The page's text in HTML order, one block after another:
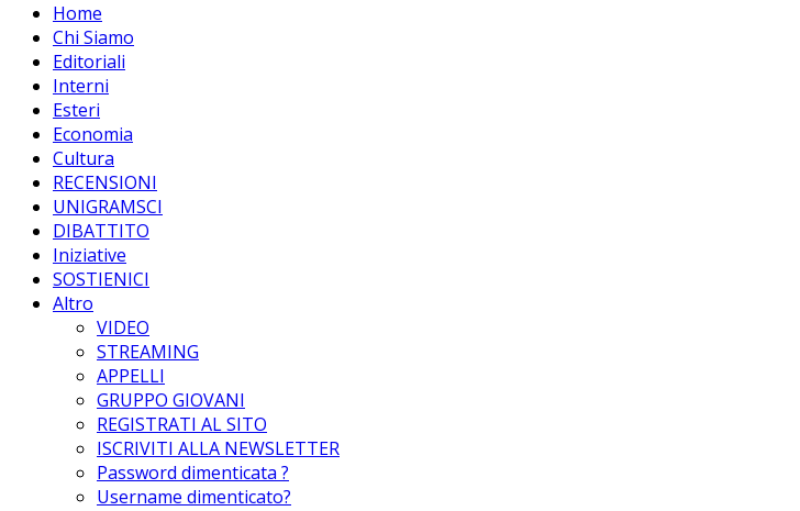
Home
Chi Siamo
Editoriali
Interni
Esteri
Economia
Cultura
RECENSIONI
UNIGRAMSCI
DIBATTITO
Iniziative
SOSTIENICI
Altro
VIDEO
STREAMING
APPELLI
GRUPPO GIOVANI
REGISTRATI AL SITO
ISCRIVITI ALLA NEWSLETTER
Password dimenticata ?
Username dimenticato?